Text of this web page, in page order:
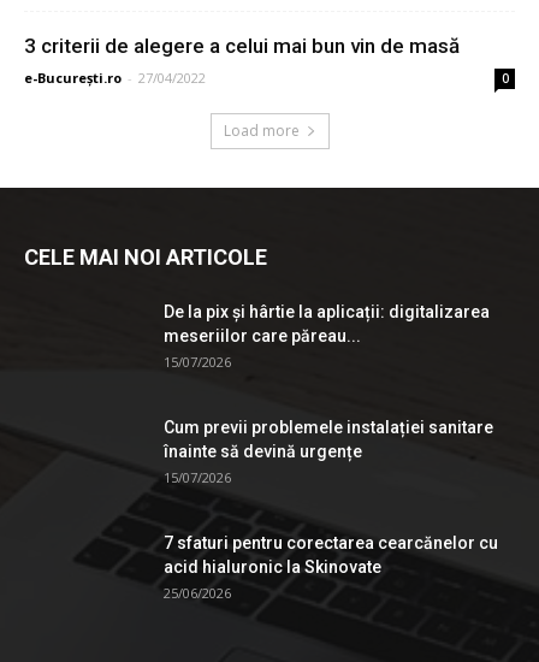
3 criterii de alegere a celui mai bun vin de masă
e-București.ro - 27/04/2022 0
Load more
CELE MAI NOI ARTICOLE
De la pix şi hârtie la aplicații: digitalizarea
meseriilor care păreau...
15/07/2026
Cum previi problemele instalației sanitare
înainte să devină urgențe
15/07/2026
7 sfaturi pentru corectarea cearcănelor cu
acid hialuronic la Skinovate
25/06/2026